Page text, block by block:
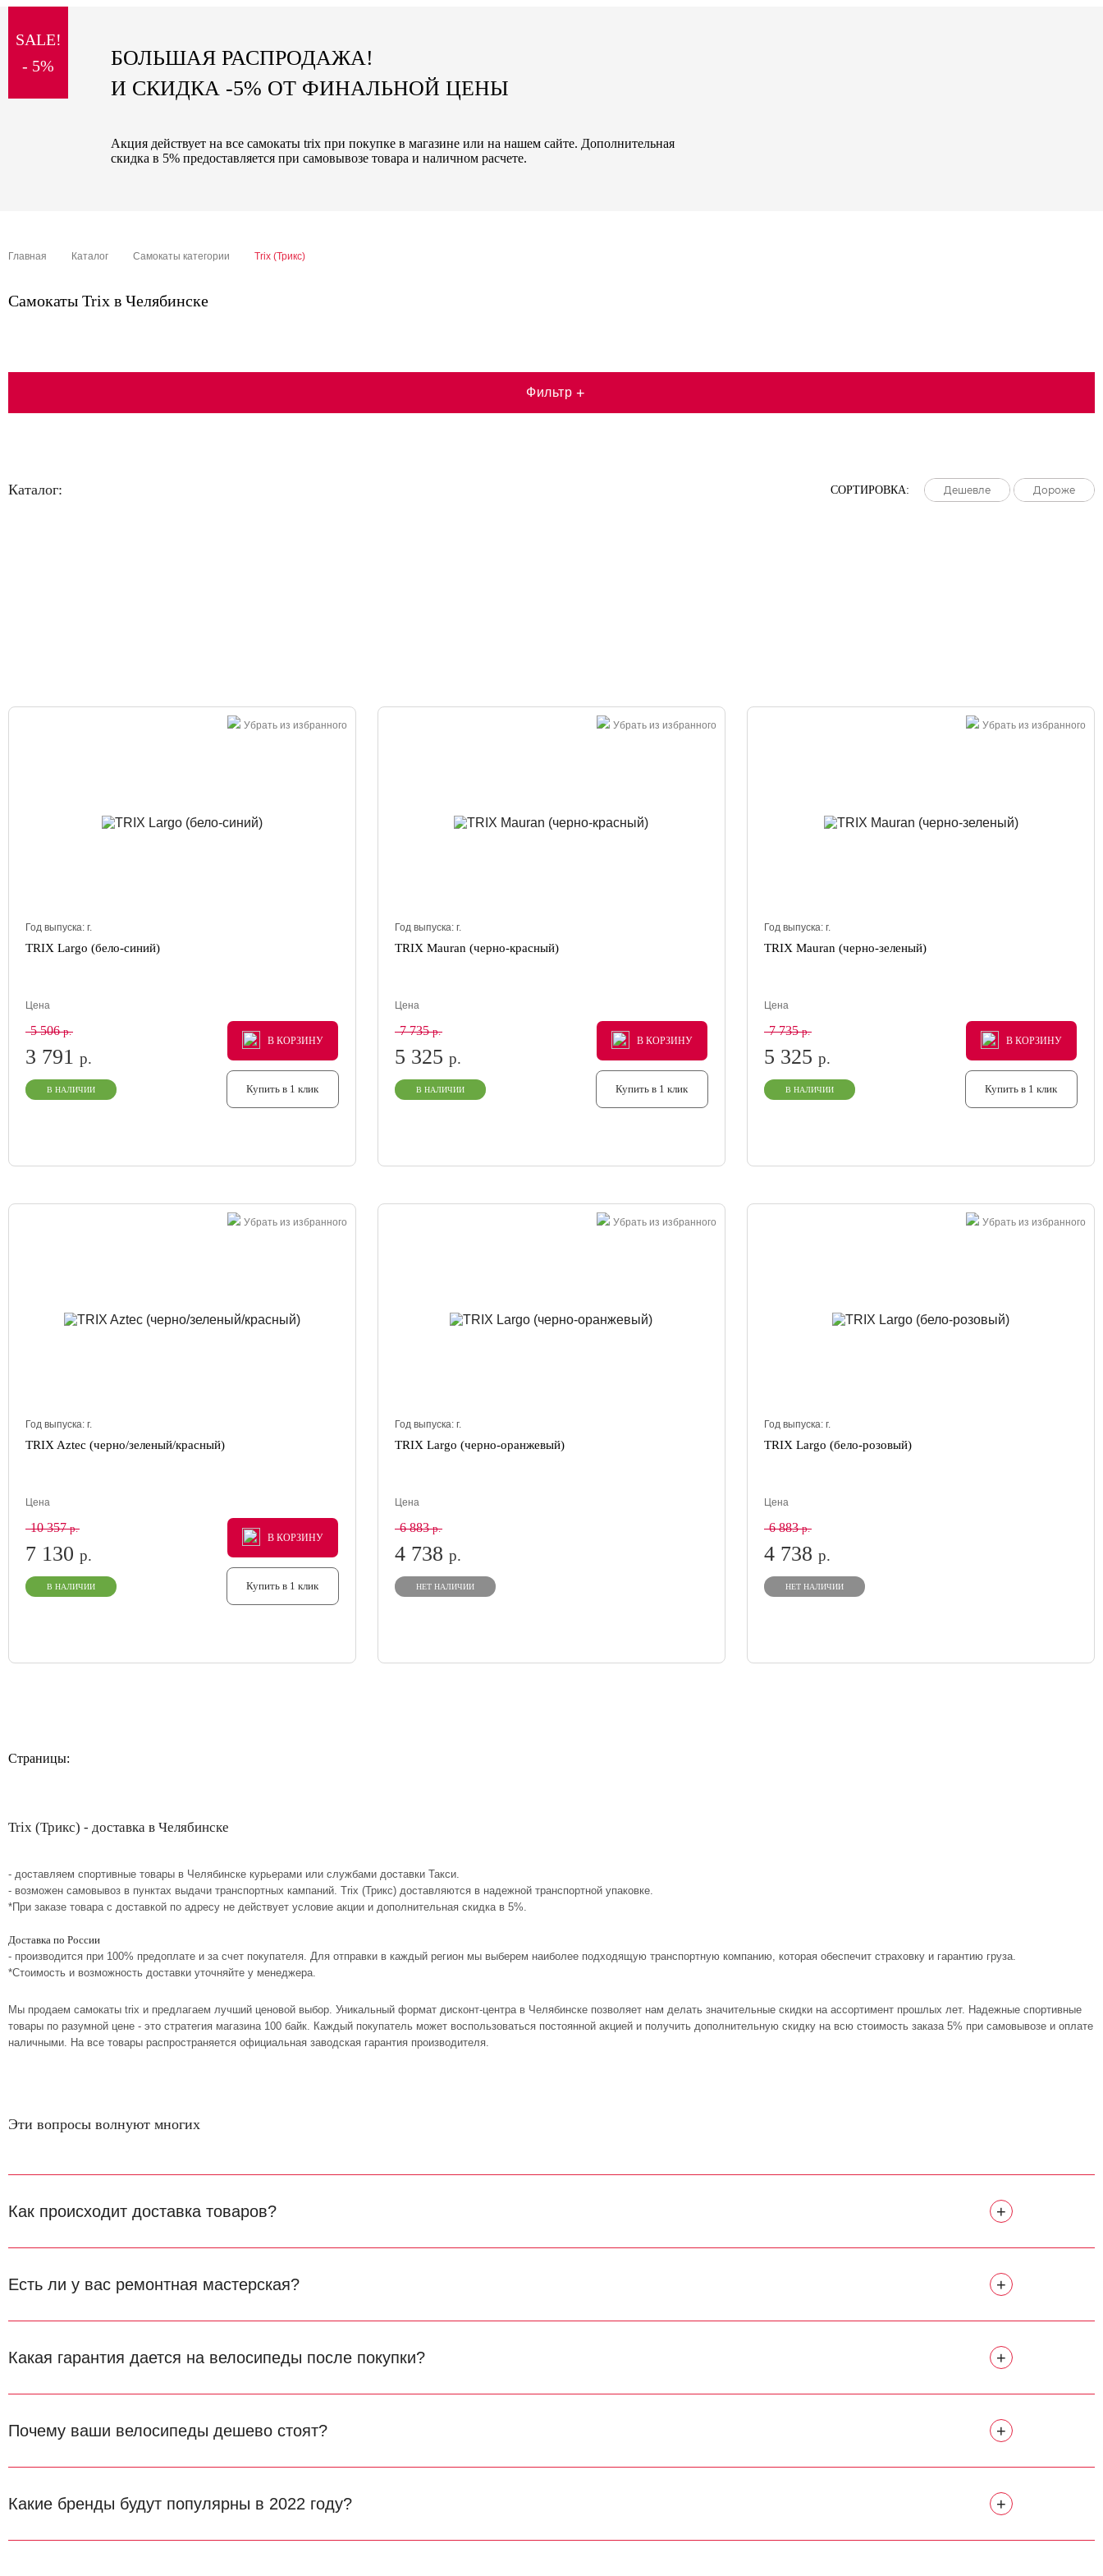
sale
special price
SALE!
- 5%
БОЛЬШАЯ РАСПРОДАЖА!
И СКИДКА -5% ОТ ФИНАЛЬНОЙ ЦЕНЫ
Акция действует на все самокаты trix при покупке в магазине или на нашем сайте. Дополнительная
скидка в 5% предоставляется при самовывозе товара и наличном расчете.
Главная Каталог Самокаты категории Trix (Трикс)
Самокаты Trix в Челябинске
Фильтр +
Каталог: СОРТИРОВКА: Дешевле
Дешевле
Дешевле Дороже
Дороже
Дороже
Убрать из избранного
Год выпуска: г.
TRIX Largo (бело-синий)
Цена
5 506р.
3 791 р.
В НАЛИЧИИ
В КОРЗИНУ
В КОРЗИНУ
В КОРЗИНУ
Купить в 1 клик
Убрать из избранного
Год выпуска:г.
TRIX Mauran (черно-красный)
Цена
7 735р.
5 325р.
В НАЛИЧИИ
В КОРЗИНУ
В КОРЗИНУ
В КОРЗИНУ
Купить в 1 клик
Убрать из избранного
Год выпуска:г.
TRIX Mauran (черно-зеленый)
Цена
7 735р.
5 325р.
В НАЛИЧИИ
В КОРЗИНУ
В КОРЗИНУ
В КОРЗИНУ
Купить в 1 клик
Убрать из избранного
Год выпуска: г.
TRIX Aztec (черно/зеленый/красный)
Цена
10 357р.
7 130 р.
В НАЛИЧИИ
В КОРЗИНУ
В КОРЗИНУ
В КОРЗИНУ
Купить в 1 клик
Убрать из избранного
Год выпуска:г.
TRIX Largo (черно-оранжевый)
Цена
6 883р.
4 738р.
НЕТ НАЛИЧИИ
Убрать из избранного
Год выпуска:г.
TRIX Largo (бело-розовый)
Цена
6 883р.
4 738р.
НЕТ НАЛИЧИИ
Страницы:
Trix (Трикс) - доставка в Челябинске
- доставляем спортивные товары в Челябинске курьерами или службами доставки Такси.
- возможен самовывоз в пунктах выдачи транспортных кампаний. Trix (Трикс) доставляются в надежной транспортной упаковке.
*При заказе товара с доставкой по адресу не действует условие акции и дополнительная скидка в 5%.
Доставка по России
- производится при 100% предоплате и за счет покупателя. Для отправки в каждый регион мы выберем наиболее подходящую транспортную компанию, которая обеспечит страховку и гарантию груза.
*Стоимость и возможность доставки уточняйте у менеджера.
Мы продаем самокаты trix и предлагаем лучший ценовой выбор. Уникальный формат дисконт-центра в Челябинске позволяет нам делать значительные скидки на ассортимент прошлых лет. Надежные спортивные
товары по разумной цене - это стратегия магазина 100 байк. Каждый покупатель может воспользоваться постоянной акцией и получить дополнительную скидку на всю стоимость заказа 5% при самовывозе и оплате
наличными. На все товары распространяется официальная заводская гарантия производителя.
Эти вопросы волнуют многих
Как происходит доставка товаров? +
Есть ли у вас ремонтная мастерская? +
Какая гарантия дается на велосипеды после покупки? +
Почему ваши велосипеды дешево стоят? +
Какие бренды будут популярны в 2022 году? +